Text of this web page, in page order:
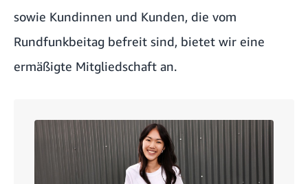
sowie Kundinnen und Kunden, die vom
Rundfunkbeitag befreit sind, bietet wir eine
ermäßigte Mitgliedschaft an.